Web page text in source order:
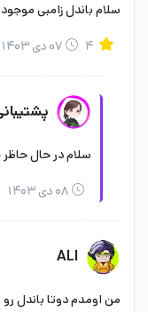
سلام باندل زامبی
۰۷ دی ۱۴۰۳
سلام در حال حاظر
۰۸ دی ۱۴۰۳
ALI